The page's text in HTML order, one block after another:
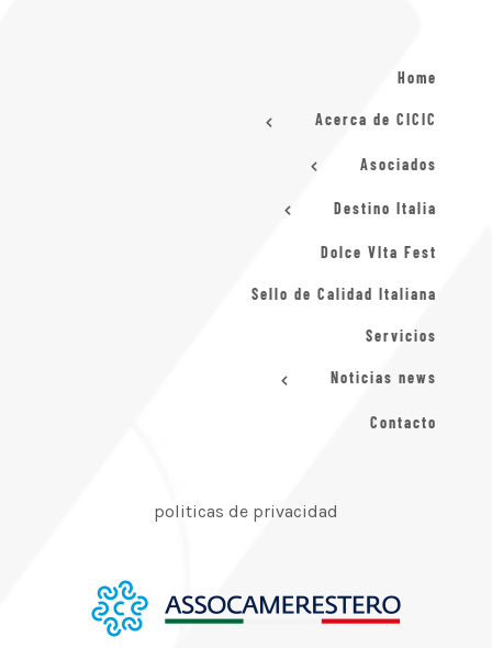
Home
Acerca de CICIC
Asociados
Destino Italia
Dolce VIta Fest
Sello de Calidad Italiana
Servicios
Noticias news
Contacto
politicas de privacidad